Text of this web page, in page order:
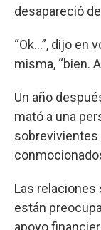
desapareció
“Ok…”, dijo en
misma, “bien.
Un año
mató a una
Las relaciones
están
apoyo